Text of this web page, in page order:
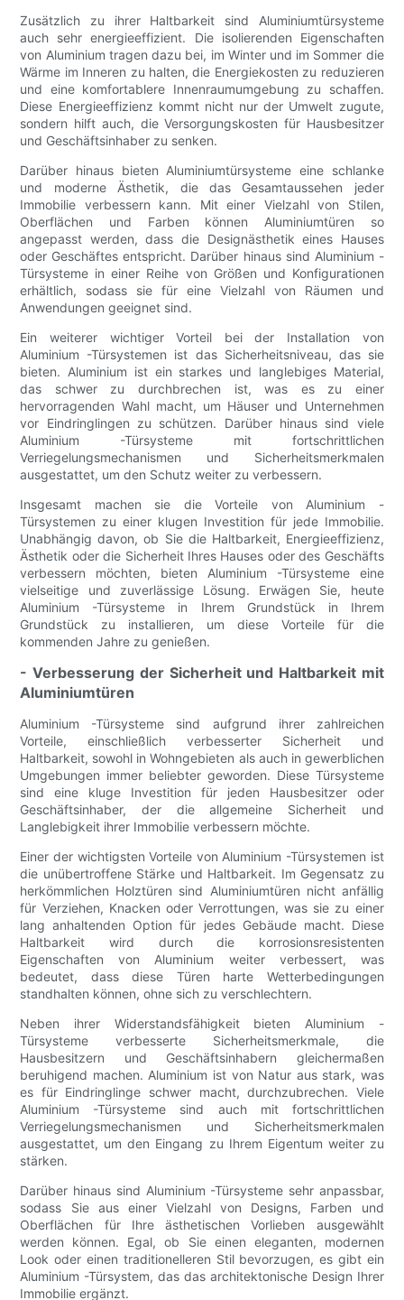
Zusätzlich zu ihrer Haltbarkeit sind Aluminiumtürsysteme
auch sehr energieeffizient. Die isolierenden Eigenschaften
von Aluminium tragen dazu bei, im Winter und im Sommer die
Wärme im Inneren zu halten, die Energiekosten zu reduzieren
und eine komfortablere Innenraumumgebung zu schaffen.
Diese Energieeffizienz kommt nicht nur der Umwelt zugute,
sondern hilft auch, die Versorgungskosten für Hausbesitzer
und Geschäftsinhaber zu senken.
Darüber hinaus bieten Aluminiumtürsysteme eine schlanke
und moderne Ästhetik, die das Gesamtaussehen jeder
Immobilie verbessern kann. Mit einer Vielzahl von Stilen,
Oberflächen und Farben können Aluminiumtüren so
angepasst werden, dass die Designästhetik eines Hauses
oder Geschäftes entspricht. Darüber hinaus sind Aluminium -
Türsysteme in einer Reihe von Größen und Konfigurationen
erhältlich, sodass sie für eine Vielzahl von Räumen und
Anwendungen geeignet sind.
Ein weiterer wichtiger Vorteil bei der Installation von
Aluminium -Türsystemen ist das Sicherheitsniveau, das sie
bieten. Aluminium ist ein starkes und langlebiges Material,
das schwer zu durchbrechen ist, was es zu einer
hervorragenden Wahl macht, um Häuser und Unternehmen
vor Eindringlingen zu schützen. Darüber hinaus sind viele
Aluminium -Türsysteme mit fortschrittlichen
Verriegelungsmechanismen und Sicherheitsmerkmalen
ausgestattet, um den Schutz weiter zu verbessern.
Insgesamt machen sie die Vorteile von Aluminium -
Türsystemen zu einer klugen Investition für jede Immobilie.
Unabhängig davon, ob Sie die Haltbarkeit, Energieeffizienz,
Ästhetik oder die Sicherheit Ihres Hauses oder des Geschäfts
verbessern möchten, bieten Aluminium -Türsysteme eine
vielseitige und zuverlässige Lösung. Erwägen Sie, heute
Aluminium -Türsysteme in Ihrem Grundstück in Ihrem
Grundstück zu installieren, um diese Vorteile für die
kommenden Jahre zu genießen.
- Verbesserung der Sicherheit und Haltbarkeit mit
Aluminiumtüren
Aluminium -Türsysteme sind aufgrund ihrer zahlreichen
Vorteile, einschließlich verbesserter Sicherheit und
Haltbarkeit, sowohl in Wohngebieten als auch in gewerblichen
Umgebungen immer beliebter geworden. Diese Türsysteme
sind eine kluge Investition für jeden Hausbesitzer oder
Geschäftsinhaber, der die allgemeine Sicherheit und
Langlebigkeit ihrer Immobilie verbessern möchte.
Einer der wichtigsten Vorteile von Aluminium -Türsystemen ist
die unübertroffene Stärke und Haltbarkeit. Im Gegensatz zu
herkömmlichen Holztüren sind Aluminiumtüren nicht anfällig
für Verziehen, Knacken oder Verrottungen, was sie zu einer
lang anhaltenden Option für jedes Gebäude macht. Diese
Haltbarkeit wird durch die korrosionsresistenten
Eigenschaften von Aluminium weiter verbessert, was
bedeutet, dass diese Türen harte Wetterbedingungen
standhalten können, ohne sich zu verschlechtern.
Neben ihrer Widerstandsfähigkeit bieten Aluminium -
Türsysteme verbesserte Sicherheitsmerkmale, die
Hausbesitzern und Geschäftsinhabern gleichermaßen
beruhigend machen. Aluminium ist von Natur aus stark, was
es für Eindringlinge schwer macht, durchzubrechen. Viele
Aluminium -Türsysteme sind auch mit fortschrittlichen
Verriegelungsmechanismen und Sicherheitsmerkmalen
ausgestattet, um den Eingang zu Ihrem Eigentum weiter zu
stärken.
Darüber hinaus sind Aluminium -Türsysteme sehr anpassbar,
sodass Sie aus einer Vielzahl von Designs, Farben und
Oberflächen für Ihre ästhetischen Vorlieben ausgewählt
werden können. Egal, ob Sie einen eleganten, modernen
Look oder einen traditionelleren Stil bevorzugen, es gibt ein
Aluminium -Türsystem, das das architektonische Design Ihrer
Immobilie ergänzt.